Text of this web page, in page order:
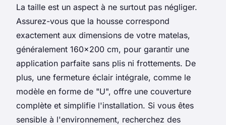
La taille est un aspect à ne surtout pas négliger.
Assurez-vous que la housse correspond
exactement aux dimensions de votre matelas,
généralement 160x200 cm, pour garantir une
application parfaite sans plis ni frottements. De
plus, une fermeture éclair intégrale, comme le
modèle en forme de "U", offre une couverture
complète et simplifie l'installation. Si vous êtes
sensible à l'environnement, recherchez des